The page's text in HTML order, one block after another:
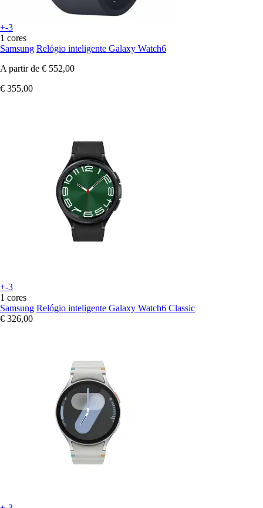
+-3
1 cores
Samsung Relógio inteligente Galaxy Watch6
A partir de € 552,00
€ 355,00
+-3
1 cores
Samsung Relógio inteligente Galaxy Watch6 Classic
€ 326,00